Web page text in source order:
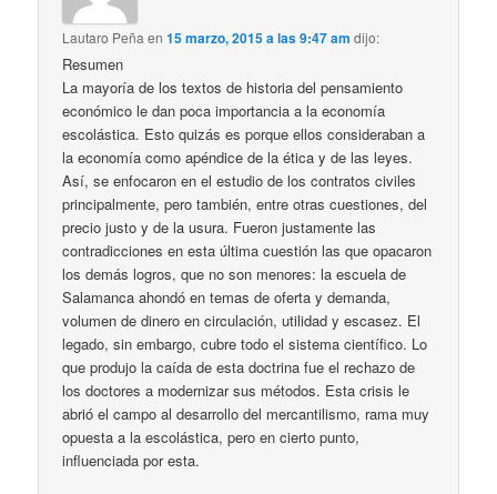
Lautaro Peña en15 marzo, 2015 a las 9:47 am dijo:
Resumen
La mayoría de los textos de historia del pensamiento
económico le dan poca importancia a la economía
escolástica. Esto quizás es porque ellos consideraban a
la economía como apéndice de la ética y de las leyes.
Así, se enfocaron en el estudio de los contratos civiles
principalmente, pero también, entre otras cuestiones, del
precio justo y de la usura. Fueron justamente las
contradicciones en esta última cuestión las que opacaron
los demás logros, que no son menores: la escuela de
Salamanca ahondó en temas de oferta y demanda,
volumen de dinero en circulación, utilidad y escasez. El
legado, sin embargo, cubre todo el sistema científico. Lo
que produjo la caída de esta doctrina fue el rechazo de
los doctores a modernizar sus métodos. Esta crisis le
abrió el campo al desarrollo del mercantilismo, rama muy
opuesta a la escolástica, pero en cierto punto,
influenciada por esta.